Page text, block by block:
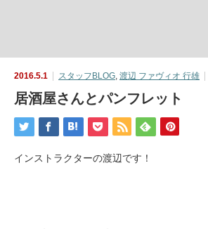
2016.5.1 スタッフBLOG, 渡辺 ファヴィオ 行雄
居酒屋さんとパンフレット
インストラクターの渡辺です！